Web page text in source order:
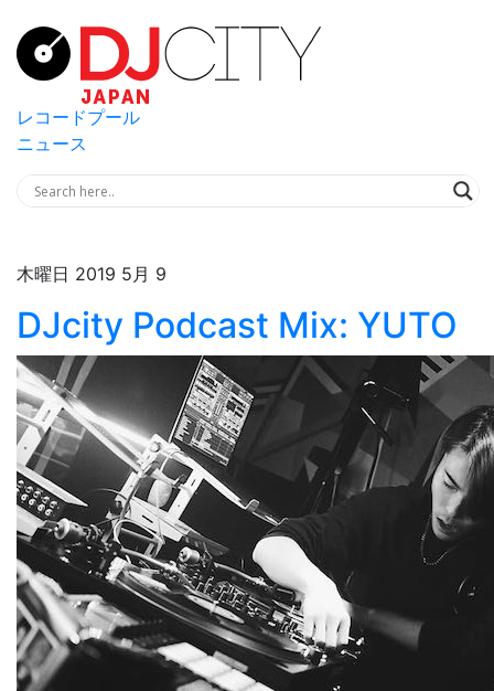
レコードプール
ニュース
木曜日 2019 5月 9
DJcity Podcast Mix: YUTO